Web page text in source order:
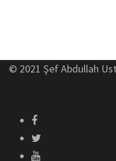
© 2021 Şef Abdullah